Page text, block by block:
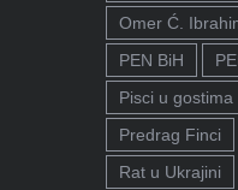
Omer Ć.
PEN BiH
Pisci u gostima
Predrag Finci
Rat u Ukrajini